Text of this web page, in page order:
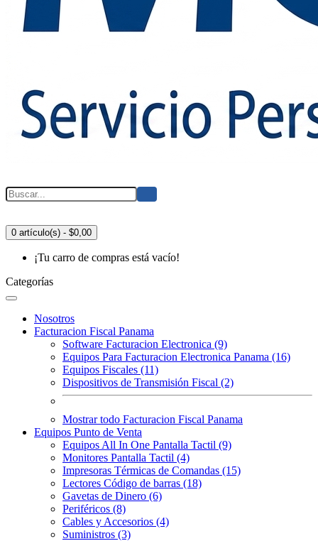
0 artículo(s) - $0,00
¡Tu carro de compras está vacío!
Categorías
Nosotros
Facturacion Fiscal Panama
Software Facturacion Electronica (9)
Equipos Para Facturacion Electronica Panama (16)
Equipos Fiscales (11)
Dispositivos de Transmisión Fiscal (2)
Mostrar todo Facturacion Fiscal Panama
Equipos Punto de Venta
Equipos All In One Pantalla Tactil (9)
Monitores Pantalla Tactil (4)
Impresoras Térmicas de Comandas (15)
Lectores Código de barras (18)
Gavetas de Dinero (6)
Periféricos (8)
Cables y Accesorios (4)
Suministros (3)